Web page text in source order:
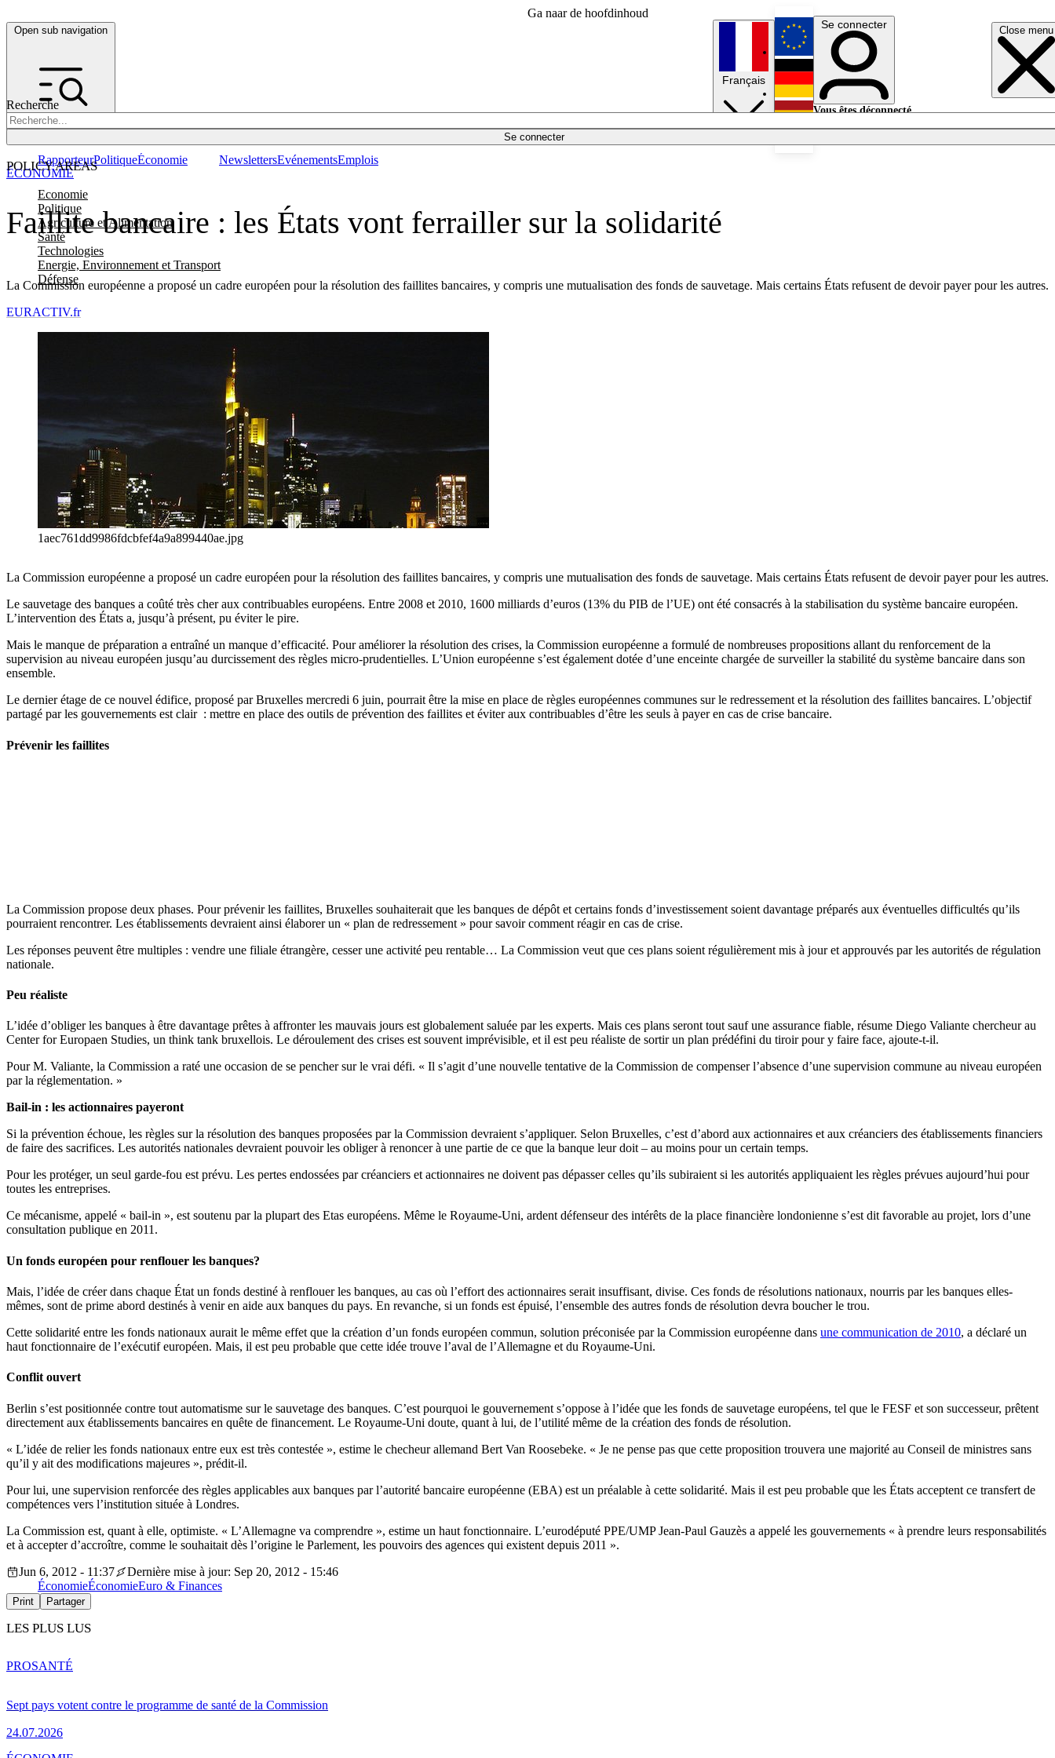
Ga naar de hoofdinhoud
Open sub navigation Close menu
Recherche
Se connecter
POLICY AREAS
Economie
Politique
Agriculture et Alimentation
Santé
Technologies
Energie, Environnement et Transport
Défense
RapporteurPolitiqueÉconomie NewslettersEvénementsEmplois
Français
English
Deutsch
Se connecter
Vous êtes déconnecté.
Faillite bancaire : les États vont ferrailler sur la solidarité
La Commission européenne a proposé un cadre européen pour la résolution des faillites bancaires, y compris une mutualisation des fonds de sauvetage. Mais certains États refusent de devoir payer pour les autres.
ÉCONOMIE
EURACTIV.fr
1aec761dd9986fdcbfef4a9a899440ae.jpg
La Commission européenne a proposé un cadre européen pour la résolution des faillites bancaires, y compris une mutualisation des fonds de sauvetage. Mais certains États refusent de devoir payer pour les autres.
Le sauvetage des banques a coûté très cher aux contribuables européens. Entre 2008 et 2010, 1600 milliards d’euros (13% du PIB de l’UE) ont été consacrés à la stabilisation du système bancaire européen.
L’intervention des États a, jusqu’à présent, pu éviter le pire.
Mais le manque de préparation a entraîné un manque d’efficacité. Pour améliorer la résolution des crises, la Commission européenne a formulé de nombreuses propositions allant du renforcement de la
supervision au niveau européen jusqu’au durcissement des règles micro-prudentielles. L’Union européenne s’est également dotée d’une enceinte chargée de surveiller la stabilité du système bancaire dans son
ensemble.
Le dernier étage de ce nouvel édifice, proposé par Bruxelles mercredi 6 juin, pourrait être la mise en place de règles européennes communes sur le redressement et la résolution des faillites bancaires. L’objectif
partagé par les gouvernements est clair : mettre en place des outils de prévention des faillites et éviter aux contribuables d’être les seuls à payer en cas de crise bancaire.
Prévenir les faillites
La Commission propose deux phases. Pour prévenir les faillites, Bruxelles souhaiterait que les banques de dépôt et certains fonds d’investissement soient davantage préparés aux éventuelles difficultés qu’ils
pourraient rencontrer. Les établissements devraient ainsi élaborer un « plan de redressement » pour savoir comment réagir en cas de crise.
Les réponses peuvent être multiples : vendre une filiale étrangère, cesser une activité peu rentable… La Commission veut que ces plans soient régulièrement mis à jour et approuvés par les autorités de régulation
nationale.
Peu réaliste
L’idée d’obliger les banques à être davantage prêtes à affronter les mauvais jours est globalement saluée par les experts. Mais ces plans seront tout sauf une assurance fiable, résume Diego Valiante chercheur au
Center for Europaen Studies, un think tank bruxellois. Le déroulement des crises est souvent imprévisible, et il est peu réaliste de sortir un plan prédéfini du tiroir pour y faire face, ajoute-t-il.
Pour M. Valiante, la Commission a raté une occasion de se pencher sur le vrai défi. « Il s’agit d’une nouvelle tentative de la Commission de compenser l’absence d’une supervision commune au niveau européen
par la réglementation. »
Bail-in : les actionnaires payeront
Si la prévention échoue, les règles sur la résolution des banques proposées par la Commission devraient s’appliquer. Selon Bruxelles, c’est d’abord aux actionnaires et aux créanciers des établissements financiers
de faire des sacrifices. Les autorités nationales devraient pouvoir les obliger à renoncer à une partie de ce que la banque leur doit – au moins pour un certain temps.
Pour les protéger, un seul garde-fou est prévu. Les pertes endossées par créanciers et actionnaires ne doivent pas dépasser celles qu’ils subiraient si les autorités appliquaient les règles prévues aujourd’hui pour
toutes les entreprises.
Ce mécanisme, appelé « bail-in », est soutenu par la plupart des Etas européens. Même le Royaume-Uni, ardent défenseur des intérêts de la place financière londonienne s’est dit favorable au projet, lors d’une
consultation publique en 2011.
Un fonds européen pour renflouer les banques?
Mais, l’idée de créer dans chaque État un fonds destiné à renflouer les banques, au cas où l’effort des actionnaires serait insuffisant, divise. Ces fonds de résolutions nationaux, nourris par les banques elles-
mêmes, sont de prime abord destinés à venir en aide aux banques du pays. En revanche, si un fonds est épuisé, l’ensemble des autres fonds de résolution devra boucher le trou.
Cette solidarité entre les fonds nationaux aurait le même effet que la création d’un fonds européen commun, solution préconisée par la Commission européenne dans une communication de 2010, a déclaré un
haut fonctionnaire de l’exécutif européen. Mais, il est peu probable que cette idée trouve l’aval de l’Allemagne et du Royaume-Uni.
Conflit ouvert
Berlin s’est positionnée contre tout automatisme sur le sauvetage des banques. C’est pourquoi le gouvernement s’oppose à l’idée que les fonds de sauvetage européens, tel que le FESF et son successeur, prêtent
directement aux établissements bancaires en quête de financement. Le Royaume-Uni doute, quant à lui, de l’utilité même de la création des fonds de résolution.
« L’idée de relier les fonds nationaux entre eux est très contestée », estime le checheur allemand Bert Van Roosebeke. « Je ne pense pas que cette proposition trouvera une majorité au Conseil de ministres sans
qu’il y ait des modifications majeures », prédit-il.
Pour lui, une supervision renforcée des règles applicables aux banques par l’autorité bancaire européenne (EBA) est un préalable à cette solidarité. Mais il est peu probable que les États acceptent ce transfert de
compétences vers l’institution située à Londres.
La Commission est, quant à elle, optimiste. « L’Allemagne va comprendre », estime un haut fonctionnaire. L’eurodéputé PPE/UMP Jean-Paul Gauzès a appelé les gouvernements « à prendre leurs responsabilités
et à accepter d’accroître, comme le souhaitait dès l’origine le Parlement, les pouvoirs des agences qui existent depuis 2011 ».
Jun 6, 2012 - 11:37
Dernière mise à jour: Sep 20, 2012 - 15:46
ÉconomieÉconomieEuro & Finances
Print Partager
LES PLUS LUS
Sept pays votent contre le programme de santé de la Commission
24.07.2026
PROSANTÉ